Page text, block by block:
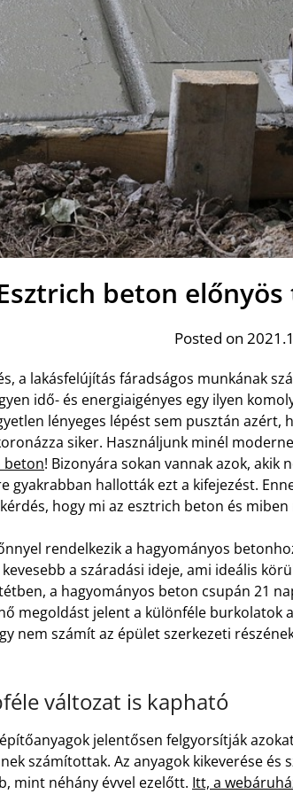
beton
Posted on
a lakásfelújítás fáradságos munkának
idő- és energiaigényes egy ilyen
lényeges lépést sem pusztán
siker. Használjunk minél
beton! Bizonyára sokan vannak azok, akik
gyakrabban hallották ezt a kifejezést.
hogy mi az esztrich beton és
rendelkezik a hagyományos
a száradási ideje, ami ideális
a hagyományos beton csupán 21
megoldást jelent a különféle burkolatok
nem számít az épület szerkezeti
változat is kapható
jelentősen felgyorsítják
számítottak. Az anyagok kikeverése és
mint néhány évvel ezelőtt. Itt, a